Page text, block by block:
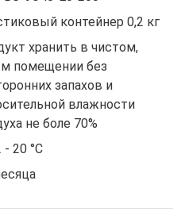
контейнер 0,2 кг
хранить в чистом,
помещении без
запахов и
влажности
не боле 70%
- 20 °C